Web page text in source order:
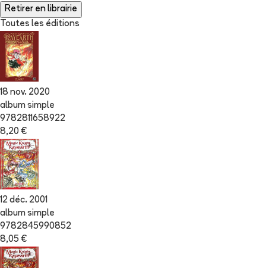
Retirer en librairie
Toutes les éditions
18 nov. 2020
album simple
9782811658922
8,20 €
12 déc. 2001
album simple
9782845990852
8,05 €